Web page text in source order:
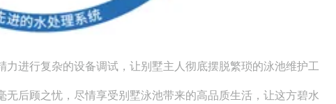
进行复杂的设备调试，让别墅主人彻底摆脱繁琐的泳池维护工
后顾之忧，尽情享受别墅泳池带来的高品质生活，让这方碧水